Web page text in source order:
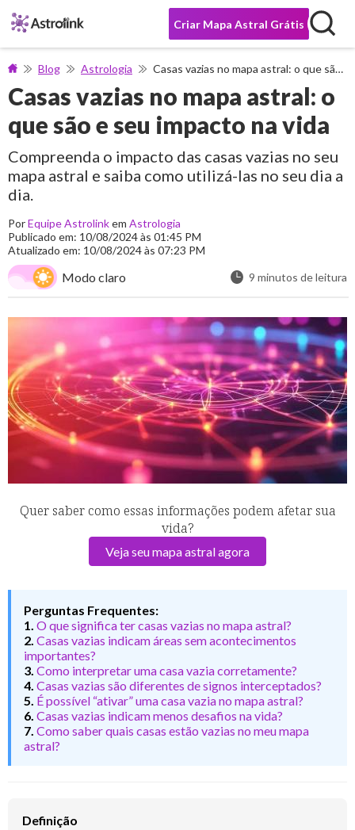
Criar Mapa Astral Grátis
Blog Astrologia Casas vazias no mapa astral: o que são e seu impacto na vida
Casas vazias no mapa astral: o
que são e seu impacto na vida
Compreenda o impacto das casas vazias no seu
mapa astral e saiba como utilizá-las no seu dia a
dia.
PorEquipe Astrolinkem Astrologia
Publicado em: 10/08/2024 às 01:45 PM
Atualizado em: 10/08/2024 às 07:23 PM
Modo claro 9 minutos de leitura
Quer saber como essas informações podem afetar sua
vida?
Veja seu mapa astral agora
Perguntas Frequentes:
1. O que significa ter casas vazias no mapa astral?
2. Casas vazias indicam áreas sem acontecimentos
importantes?
3. Como interpretar uma casa vazia corretamente?
4. Casas vazias são diferentes de signos interceptados?
5. É possível “ativar” uma casa vazia no mapa astral?
6. Casas vazias indicam menos desafios na vida?
7. Como saber quais casas estão vazias no meu mapa
astral?
Definição